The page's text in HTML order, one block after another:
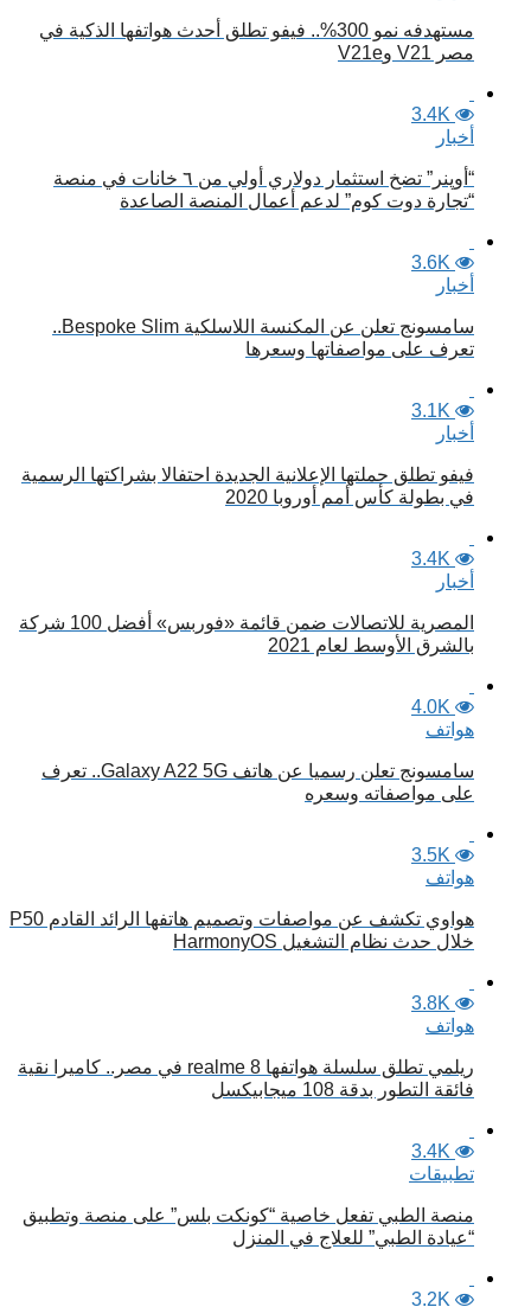
مستهدفه نمو 300%.. فيفو تطلق أحدث هواتفها الذكية في
مصر V21 وV21e
3.4K
أخبار
“أوپنر” تضخ استثمار دولاري أولي من ٦ خانات في منصة
“تجارة دوت كوم” لدعم أعمال المنصة الصاعدة
3.6K
أخبار
سامسونج تعلن عن المكنسة اللاسلكية Bespoke Slim..
تعرف على مواصفاتها وسعرها
3.1K
أخبار
فيفو تطلق حملتها الإعلانية الجديدة احتفالا بشراكتها الرسمية
في بطولة كأس أمم أوروبا 2020
3.4K
أخبار
المصرية للاتصالات ضمن قائمة «فوربس» أفضل 100 شركة
بالشرق الأوسط لعام 2021
4.0K
هواتف
سامسونج تعلن رسميا عن هاتف Galaxy A22 5G.. تعرف
على مواصفاته وسعره
3.5K
هواتف
هواوي تكشف عن مواصفات وتصميم هاتفها الرائد القادم P50
خلال حدث نظام التشغيل HarmonyOS
3.8K
هواتف
ريلمي تطلق سلسلة هواتفها realme 8 في مصر.. كاميرا نقية
فائقة التطور بدقة 108 ميجابيكسل
3.4K
تطبيقات
منصة الطبي تفعل خاصية “كونكت بلس” على منصة وتطبيق
“عيادة الطبي” للعلاج في المنزل
3.2K